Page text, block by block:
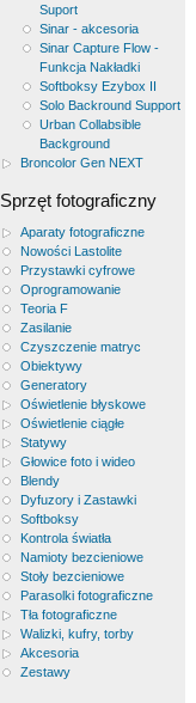
Suport
Sinar - akcesoria
Sinar Capture Flow -
Funkcja Nakładki
Softboksy Ezybox II
Solo Backround Support
Urban Collabsible
Background
Broncolor Gen NEXT
Sprzęt fotograficzny
Aparaty fotograficzne
Nowości Lastolite
Przystawki cyfrowe
Oprogramowanie
Teoria F
Zasilanie
Czyszczenie matryc
Obiektywy
Generatory
Oświetlenie błyskowe
Oświetlenie ciągłe
Statywy
Głowice foto i wideo
Blendy
Dyfuzory i Zastawki
Softboksy
Kontrola światła
Namioty bezcieniowe
Stoły bezcieniowe
Parasolki fotograficzne
Tła fotograficzne
Walizki, kufry, torby
Akcesoria
Zestawy